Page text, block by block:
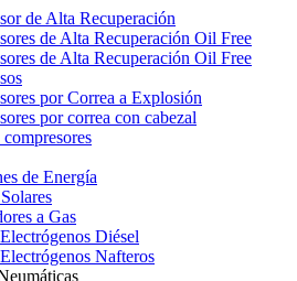
de Alta Recuperación
de Alta Recuperación Oil Free
de Alta Recuperación Oil Free
por Correa a Explosión
por correa con cabezal
de Energía
a Gas
Diésel
Nafteros